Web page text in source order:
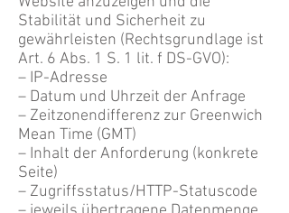
Stabilität und Sicherheit zu
gewährleisten (Rechtsgrundlage ist
Art. 6 Abs. 1 S. 1 lit. f DS-GVO):
– IP-Adresse
– Datum und Uhrzeit der Anfrage
– Zeitzonendifferenz zur Greenwich
Mean Time (GMT)
– Inhalt der Anforderung (konkrete
Seite)
– Zugriffsstatus/HTTP-Statuscode